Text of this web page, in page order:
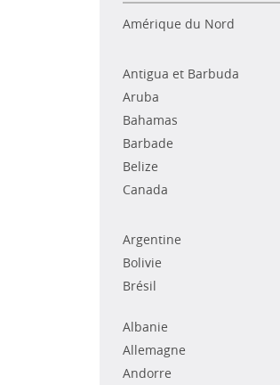
Amérique du Nord
Antigua et Barbuda
Aruba
Bahamas
Barbade
Belize
Canada
Argentine
Bolivie
Brésil
Albanie
Allemagne
Andorre